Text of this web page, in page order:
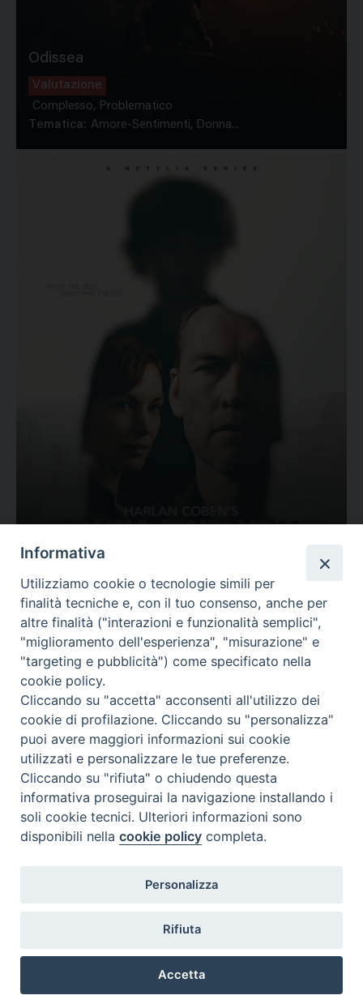
Odissea
Valutazione
Complesso, Problematico
Tematica: Amore-Sentimenti, Donna...
Valutazione
Complesso, Problematico
Tematica: Amore-Sentimenti, Carcere...
Contatti & Info
C.ne Aurelia, 50 – 00165 Roma
Contatti
Scrivi a: cnvf@chiesacattolica.it
Informativa
Utilizziamo cookie o tecnologie simili per
finalità tecniche e, con il tuo consenso, anche per
altre finalità ("interazioni e funzionalità semplici",
"miglioramento dell'esperienza", "misurazione" e
"targeting e pubblicità") come specificato nella
cookie policy.
Cliccando su "accetta" acconsenti all'utilizzo dei
cookie di profilazione. Cliccando su "personalizza"
puoi avere maggiori informazioni sui cookie
utilizzati e personalizzare le tue preferenze.
Cliccando su "rifiuta" o chiudendo questa
informativa proseguirai la navigazione installando i
soli cookie tecnici. Ulteriori informazioni sono
disponibili nellacookie policy completa.
Personalizza
Rifiuta
Accetta